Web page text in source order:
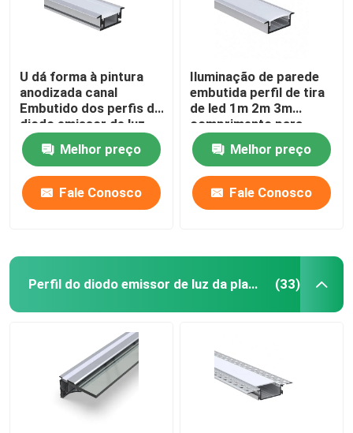
U dá forma à pintura
anodizada canal
Embutido dos perfis do
diodo emissor de luz
para a iluminação do
assoalhoMelhor preço
Fale Conosco
Iluminação de parede
embutida perfil de tira
de led 1m 2m 3m
comprimento para
armários de vinho
armáriosMelhor preço
Fale Conosco
Perfil do diodo emissor de luz da placa de gesso (33)